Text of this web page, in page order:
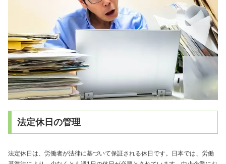
法定休日の管理
法定休日は、労働者が法律に基づいて保証される休日です。日本では、労働